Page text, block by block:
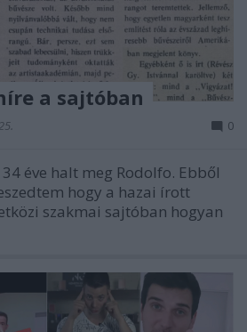
a sajtóban
0
éve halt meg Rodolfo. Ebből
hogy a hazai írott
szakmai sajtóban hogyan